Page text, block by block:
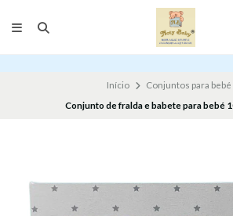
Início
Conjuntos para bebé
Conjunto de fralda e babete para bebé